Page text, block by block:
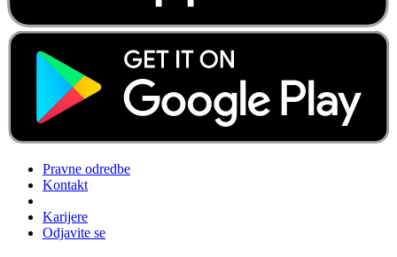
Pravne odredbe
Kontakt
Karijere
Odjavite se